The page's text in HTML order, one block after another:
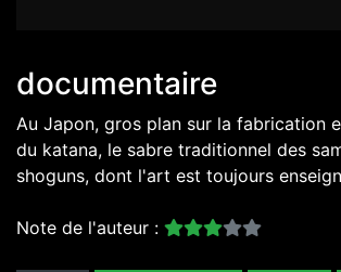
documentaire
Au Japon, gros plan sur la fabrication
du katana, le sabre traditionnel des
shoguns, dont l'art est toujours
Note de l'auteur :